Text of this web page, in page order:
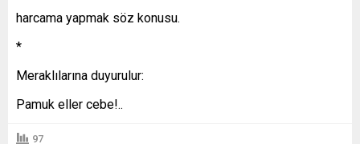
harcama yapmak söz konusu.
*
Meraklılarına duyurulur:
Pamuk eller cebe!..
97